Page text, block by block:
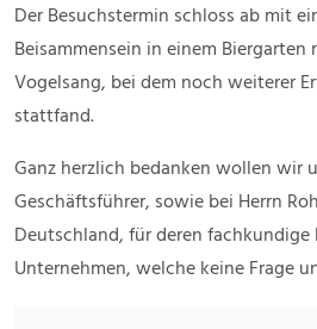
Der Besuchstermin schloss ab mit
Beisammensein in einem
Vogelsang, bei dem noch weiterer
stattfand.
Ganz herzlich bedanken wollen wir
Geschäftsführer, sowie bei Herrn
Deutschland, für deren
Unternehmen, welche keine Frage